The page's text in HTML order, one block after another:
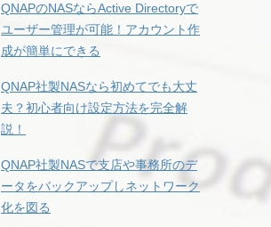
QNAPのNASならActive Directoryで
ユーザー管理が可能！アカウント作
成が簡単にできる
QNAP社製NASなら初めてでも大丈
夫？初心者向け設定方法を完全解
説！
QNAP社製NASで支店や事務所のデ
ータをバックアップしネットワーク
化を図る